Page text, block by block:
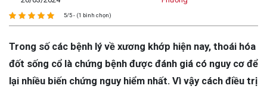
5/5 - (1 bình chọn)
Trong số các bệnh lý về xương khớp hiện nay, thoái hóa
đốt sống cổ là chứng bệnh được đánh giá có nguy cơ để
lại nhiều biến chứng nguy hiểm nhất. Vì vậy cách điều trị